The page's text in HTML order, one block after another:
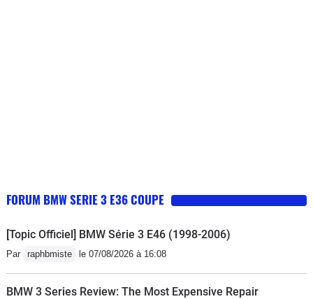
FORUM BMW SERIE 3 E36 COUPE
[Topic Officiel] BMW Série 3 E46 (1998-2006)
Par raphbmiste le 07/08/2026 à 16:08
BMW 3 Series Review: The Most Expensive Repair